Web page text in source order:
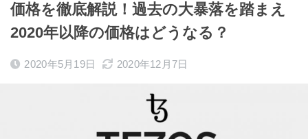
価格を徹底解説！過去の大暴落を踏まえ
2020年以降の価格はどうなる？
2020年5月19日 2020年12月7日